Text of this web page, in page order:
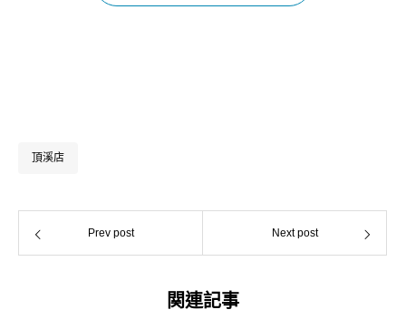
頂溪店
Prev post Next post
関連記事